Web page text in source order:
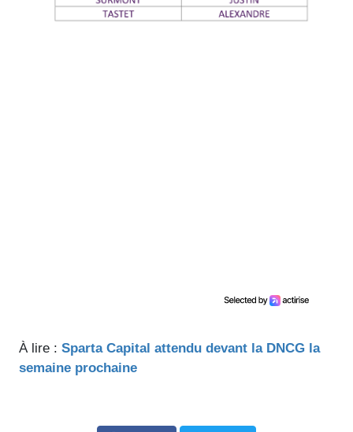
À lire : Sparta Capital attendu devant la DNCG la
semaine prochaine